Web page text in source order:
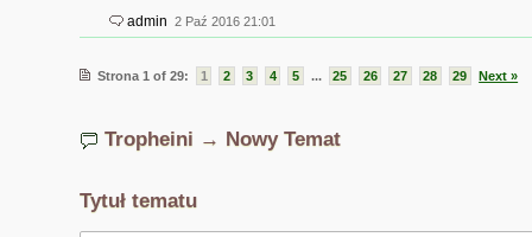
admin 2 Paź 2016 21:01
Strona 1 of 29: 1 2 3 4 5 ... 25 26 27 28 29 Next »
Tropheini → Nowy Temat
Tytuł tematu